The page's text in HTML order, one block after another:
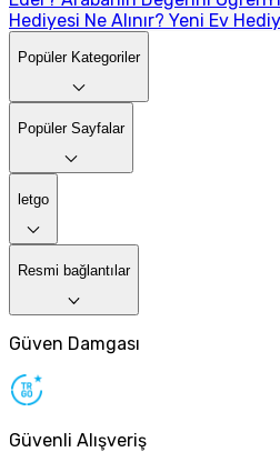
Hediyesi Ne Alınır? Yeni Ev
Popüler Kategoriler
Popüler Sayfalar
letgo
Resmi bağlantılar
Güven Damgası
Güvenli Alışveriş